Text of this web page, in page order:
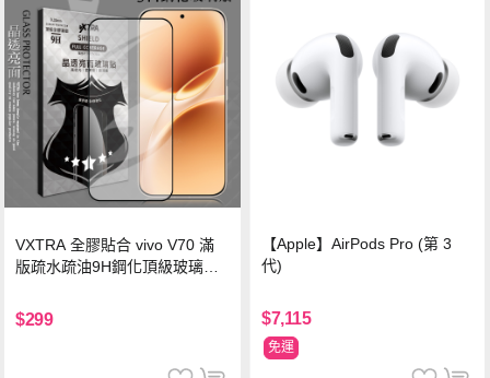
VXTRA 全膠貼合 vivo V70 滿
版疏水疏油9H鋼化頂級玻璃貼
$299
【Apple】AirPods Pro (第 3
代)
$7,115
免運